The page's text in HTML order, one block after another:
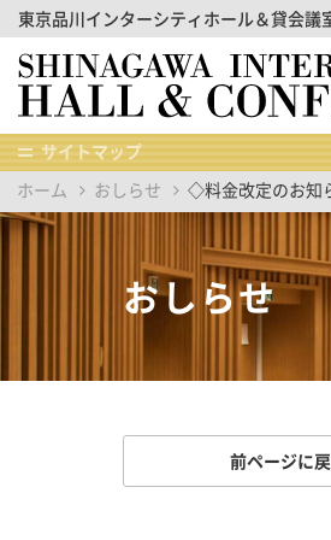
東京品川インターシティホール＆貸会
サイトマップ
ホーム
おしらせ ◇料金改定のお
おしらせ
前ページに